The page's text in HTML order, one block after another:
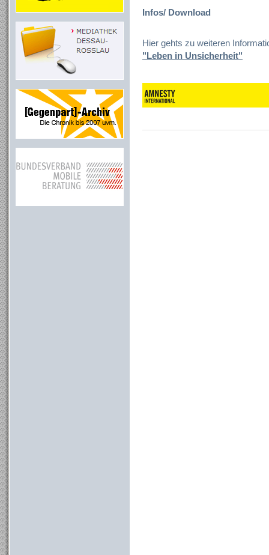
Infos/ Download
Hier gehts zu weiteren
"Leben in Unsicherheit"